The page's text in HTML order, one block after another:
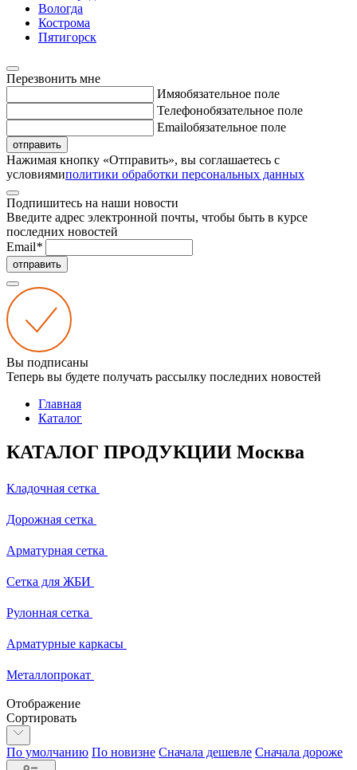
Вологда
Кострома
Пятигорск
Перезвонить мне
Имяобязательное поле
Телефонобязательное поле
Emailобязательное поле
отправить
Нажимая кнопку «Отправить», вы соглашаетесь с
условиямиполитики обработки персональных данных
Подпишитесь на наши новости
Введите адрес электронной почты, чтобы быть в курсе
последних новостей
Email*
отправить
Вы подписаны
Теперь вы будете получать рассылку последних новостей
Главная
Каталог
КАТАЛОГ ПРОДУКЦИИ Москва
Кладочная сетка
Дорожная сетка
Арматурная сетка
Сетка для ЖБИ
Рулонная сетка
Арматурные каркасы
Металлопрокат
Отображение
Сортировать
По умолчанию По новизне Сначала дешевле Сначала дороже